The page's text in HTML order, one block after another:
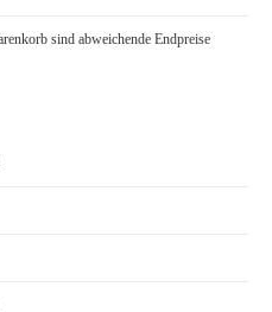
sind abweichende Endpreise